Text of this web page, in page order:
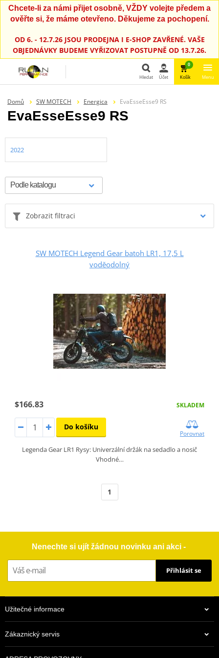
Chcete-li za námi přijet osobně, VŽDY volejte předem a
ověřte si, že máme otevřeno. Děkujeme za pochopení.
OD 6. - 12.7.26 JSOU PRODEJNA I E-SHOP ZAVŘENÉ. VAŠE
OBJEDNÁVKY BUDEME VYŘIZOVAT POSTUPNĚ OD 13.7.26.
Hledat Účet
0
Košík Menu
Domů SW MOTECH Energica EvaEsseEsse9 RS
EvaEsseEsse9 RS
2022
Zobrazit filtraci
SW MOTECH Legend Gear batoh LR1, 17,5 L
voděodolný
$166.83 SKLADEM
Do košíku
Porovnat
Legenda Gear LR1 Rysy: Univerzální držák na sedadlo a nosič
Vhodné…
1
Nenechte si ujít žádnou novinku ani akci -
Přihlásit se
Užitečné informace
Zákaznický servis